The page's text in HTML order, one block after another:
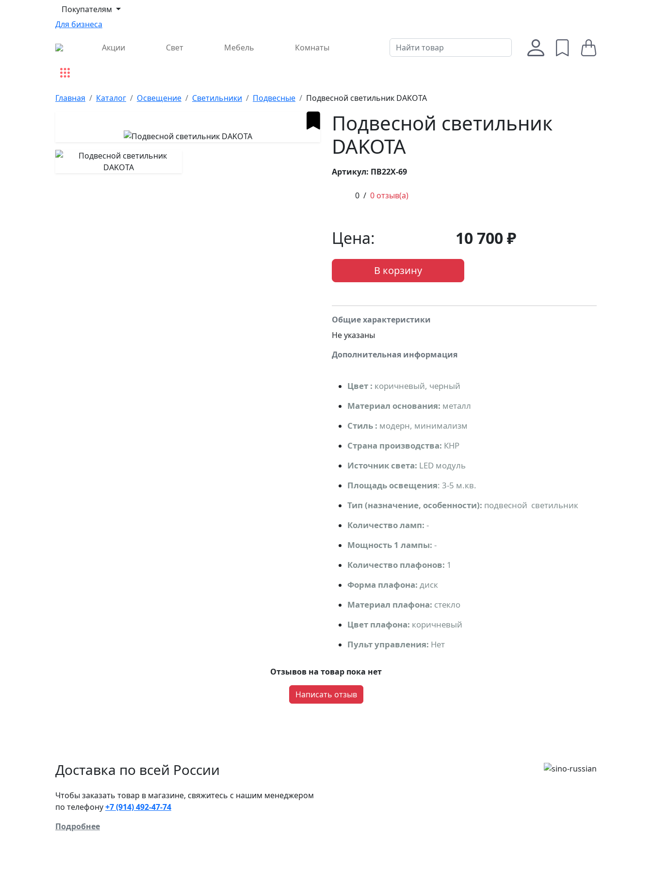
Покупателям
Для бизнеса
Акции Свет Мебель Комнаты
Главная Каталог Освещение Светильники Подвесные Подвесной светильник DAKOTA
Подвесной светильник
DAKOTA
Артикул: ПВ22Х-69
0 / 0 отзыв(а)
Цена: 10 700 ₽
В корзину
Общие характеристики
Не указаны
Дополнительная информация
Цвет : коричневый, черный
Материал основания: металл
Стиль : модерн, минимализм
Страна производства: КНР
Источник света: LED модуль
Площадь освещения: 3-5 м.кв.
Тип (назначение, особенности): подвесной светильник
Количество ламп: -
Мощность 1 лампы: -
Количество плафонов: 1
Форма плафона: диск
Материал плафона: стекло
Цвет плафона: коричневый
Пульт управления: Нет
Отзывов на товар пока нет
Написать отзыв
Доставка по всей России
Чтобы заказать товар в магазине, свяжитесь с нашим менеджером
по телефону+7 (914) 492-47-74
Подробнее